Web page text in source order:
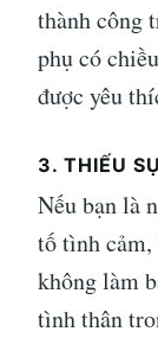
thành công
phụ có
được yêu
3. THIẾU
Nếu bạn là
tố tình cảm,
không làm
tình thân